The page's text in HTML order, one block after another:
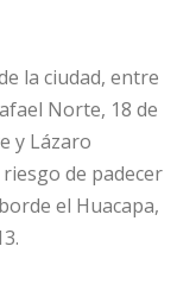
la ciudad, entre
Norte, 18 de
y Lázaro
de padecer
el Huacapa,